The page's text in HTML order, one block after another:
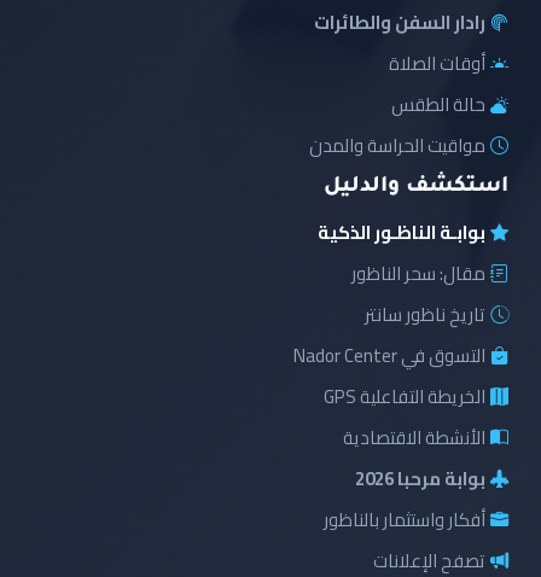
رادار السفن والطائرات
أوقات الصلاة
حالة الطقس
مواقيت الحراسة والمدن
استكشف والدليل
بوابـة الناظـور الذكية
مقال: سحر الناظور
تاريخ ناظور سانتر
التسوق في Nador Center
الخريطة التفاعلية GPS
الأنشطة الاقتصادية
بوابة مرحبا 2026
أفكار واستثمار بالناظور
تصفح الإعلانات